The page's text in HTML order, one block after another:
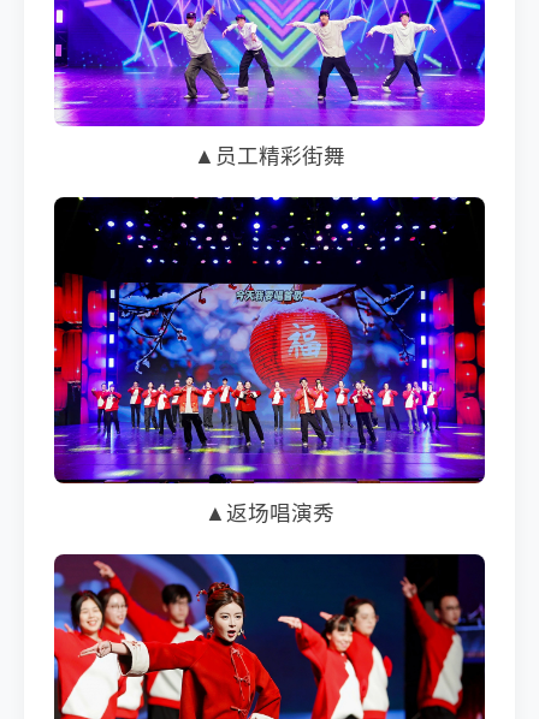
▲员工精彩街舞
▲返场唱演秀